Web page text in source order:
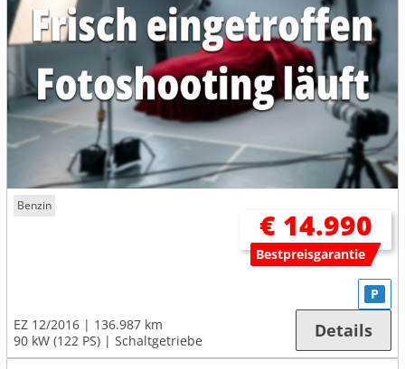
Benzin
€ 14.990
Bestpreisgarantie
EZ 12/2016
136.987 km
90 kW (122 PS)
Schaltgetriebe
P
Details